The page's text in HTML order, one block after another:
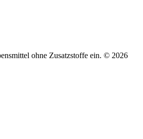
ohne Zusatzstoffe ein. © 2026